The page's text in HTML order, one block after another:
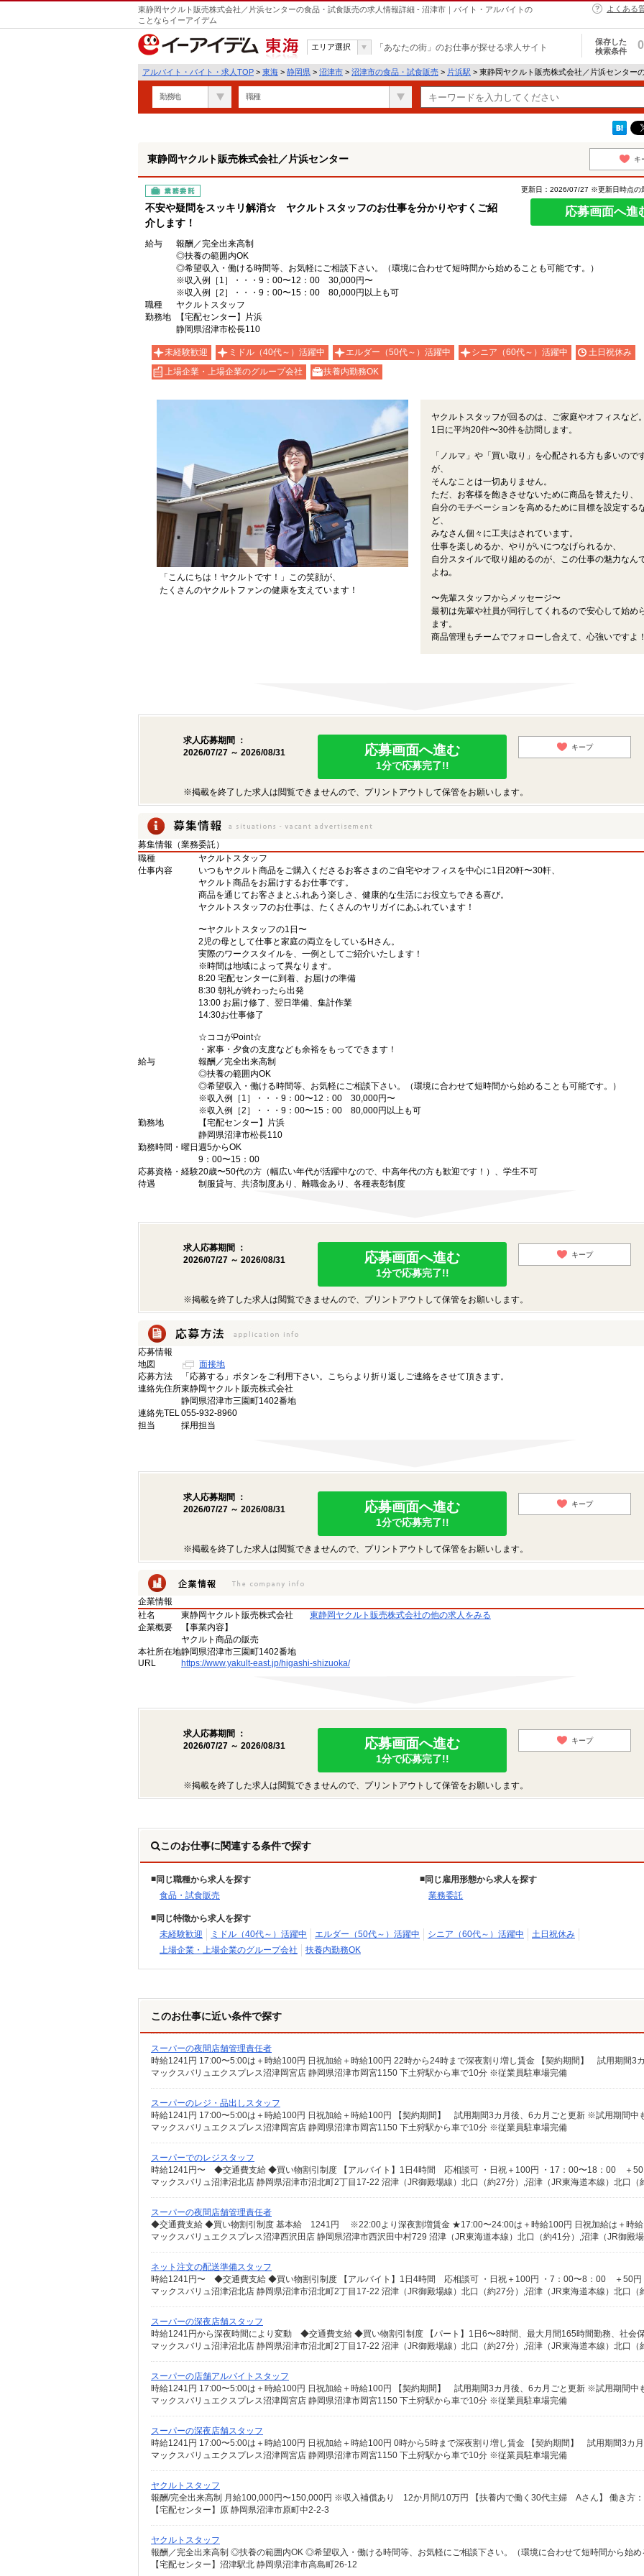
東静岡ヤクルト販売株式会社／片浜センターの食品・試食販売の求人情報詳細 - 沼津市｜バイト・アルバイトの
ことならイーアイデム
よくある
東海
エリア選択 「あなたの街」のお仕事が探せる求人サイト
保存した
検索条件
0
アルバイト・バイト・求人TOP > 東海 > 静岡県 > 沼津市 > 沼津市の食品・試食販売 > 片浜駅 > 東静岡ヤクルト販売株式会社／片浜センター
勤務地 職種
東静岡ヤクルト販売株式会社／片浜センター キ
業務委託
不安や疑問をスッキリ解消☆ ヤクルトスタッフのお仕事を分かりやすくご紹
介します！
更新日：2026/07/27 ※更新日時点の
応募画面へ進
給与
報酬／完全出来高制
◎扶養の範囲内OK
◎希望収入・働ける時間等、お気軽にご相談下さい。（環境に合わせて短時間から始めることも可能です。）
※収入例［1］・・・9：00〜12：00 30,000円〜
※収入例［2］・・・9：00〜15：00 80,000円以上も可
職種
ヤクルトスタッフ
勤務地
【宅配センター】片浜
静岡県沼津市松長110
未経験歓迎 ミドル（40代～）活躍中 エルダー（50代～）活躍中 シニア（60代～）活躍中
土日祝休み
上場企業・上場企業のグループ会社
扶養内勤務OK
「こんにちは！ヤクルトです！」この笑顔が、
たくさんのヤクルトファンの健康を支えています！
ヤクルトスタッフが回るのは、ご家庭やオフィスなど。
1日に平均20件〜30件を訪問します。
「ノルマ」や「買い取り」を心配される方も多いので
が、
そんなことは一切ありません。
ただ、お客様を飽きさせないために商品を替えたり、
自分のモチベーションを高めるために目標を設定する
ど、
みなさん個々に工夫はされています。
仕事を楽しめるか、やりがいにつなげられるか、
自分スタイルで取り組めるのが、この仕事の魅力なん
よね。
〜先輩スタッフからメッセージ〜
最初は先輩や社員が同行してくれるので安心して始め
ます。
商品管理もチームでフォローし合えて、心強いですよ！
求人応募期間 ：
2026/07/27 ～ 2026/08/31
応募画面へ進む
1分で応募完了!!
キープ
※掲載を終了した求人は閲覧できませんので、プリントアウトして保管をお願いします。
募集情報（業務委託）
職種
ヤクルトスタッフ
仕事内容
いつもヤクルト商品をご購入くださるお客さまのご自宅やオフィスを中心に1日20軒〜30軒、
ヤクルト商品をお届けするお仕事です。
商品を通じてお客さまとふれあう楽しさ、健康的な生活にお役立ちできる喜び。
ヤクルトスタッフのお仕事は、たくさんのヤリガイにあふれています！
〜ヤクルトスタッフの1日〜
2児の母として仕事と家庭の両立をしているHさん。
実際のワークスタイルを、一例としてご紹介いたします！
※時間は地域によって異なります。
8:20 宅配センターに到着、お届けの準備
8:30 朝礼が終わったら出発
13:00 お届け修了、翌日準備、集計作業
14:30お仕事修了
☆ココがPoint☆
・家事・夕食の支度なども余裕をもってできます！
給与
報酬／完全出来高制
◎扶養の範囲内OK
◎希望収入・働ける時間等、お気軽にご相談下さい。（環境に合わせて短時間から始めることも可能です。）
※収入例［1］・・・9：00〜12：00 30,000円〜
※収入例［2］・・・9：00〜15：00 80,000円以上も可
勤務地
【宅配センター】片浜
静岡県沼津市松長110
勤務時間・曜日 週5からOK
9：00〜15：00
応募資格・経験20歳〜50代の方（幅広い年代が活躍中なので、中高年代の方も歓迎です！）、学生不可
待遇
制服貸与、共済制度あり、離職金あり、各種表彰制度
求人応募期間 ：
2026/07/27 ～ 2026/08/31
応募画面へ進む
1分で応募完了!!
キープ
※掲載を終了した求人は閲覧できませんので、プリントアウトして保管をお願いします。
応募情報
地図
面接地
応募方法
「応募する」ボタンをご利用下さい。こちらより折り返しご連絡をさせて頂きます。
連絡先住所東静岡ヤクルト販売株式会社
静岡県沼津市三園町1402番地
連絡先TEL055-932-8960
担当
採用担当
求人応募期間 ：
2026/07/27 ～ 2026/08/31
応募画面へ進む
1分で応募完了!!
キープ
※掲載を終了した求人は閲覧できませんので、プリントアウトして保管をお願いします。
企業情報
社名
東静岡ヤクルト販売株式会社
東静岡ヤクルト販売株式会社の他の求人をみる
企業概要
【事業内容】
ヤクルト商品の販売
本社所在地静岡県沼津市三園町1402番地
URL
https://www.yakult-east.jp/higashi-shizuoka/
求人応募期間 ：
2026/07/27 ～ 2026/08/31
応募画面へ進む
1分で応募完了!!
キープ
※掲載を終了した求人は閲覧できませんので、プリントアウトして保管をお願いします。
このお仕事に関連する条件で探す
同じ職種から求人を探す
食品・試食販売
同じ雇用形態から求人を探す
業務委託
同じ特徴から求人を探す
未経験歓迎
ミドル（40代～）活躍中 エルダー（50代～）活躍中 シニア（60代～）活躍中
土日祝休み
上場企業・上場企業のグループ会社
扶養内勤務OK
このお仕事に近い条件で探す
スーパーの夜間店舗管理責任者
マックスバリュエクスプレス沼津岡宮店 静岡県沼津市岡宮1150 下土狩駅から車で10分 ※従業員駐車場完備
スーパーのレジ・品出しスタッフ
マックスバリュエクスプレス沼津岡宮店 静岡県沼津市岡宮1150 下土狩駅から車で10分 ※従業員駐車場完備
スーパーでのレジスタッフ
スーパーの夜間店舗管理責任者
ネット注文の配送準備スタッフ
スーパーの深夜店舗スタッフ
スーパーの店舗アルバイトスタッフ
マックスバリュエクスプレス沼津岡宮店 静岡県沼津市岡宮1150 下土狩駅から車で10分 ※従業員駐車場完備
スーパーの深夜店舗スタッフ
マックスバリュエクスプレス沼津岡宮店 静岡県沼津市岡宮1150 下土狩駅から車で10分 ※従業員駐車場完備
ヤクルトスタッフ
【宅配センター】原 静岡県沼津市原町中2-2-3
ヤクルトスタッフ
【宅配センター】沼津駅北 静岡県沼津市高島町26-12